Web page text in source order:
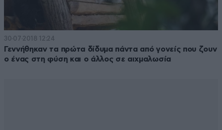
30·07·2018 12:24
Γεννήθηκαν τα πρώτα δίδυμα πάντα από γονείς που ζουν
ο ένας στη φύση και ο άλλος σε αιχμαλωσία